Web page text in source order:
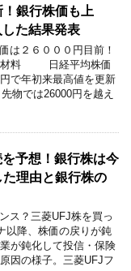
銀行株価も上
た結果発表
０００円目前！
材料 日経平均株価
で年初来最高値を更新
物では26000円を越え
予想！銀行株は今
理由と銀行株の
菱UFJ株を買っ
、株価の戻りが鈍
が鈍化して投信・保険
因の様子。三菱UFJフ